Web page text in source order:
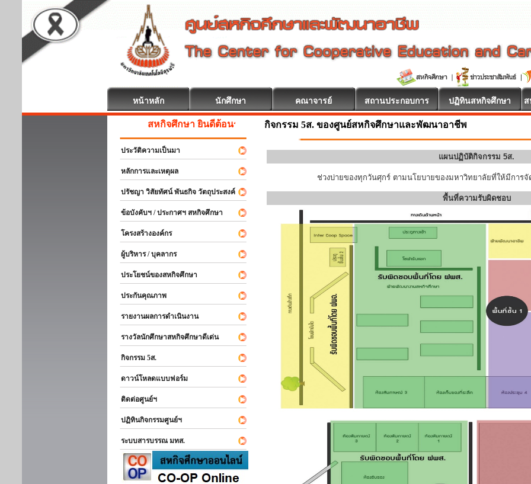
หน้าหลัก นักศึกษา คณาจารย์ สถานประกอบการ ปฏิทินสหกิจศึกษา
สหกิจศึกษา ยินดีต้อนรับ
ประวัติความเป็นมา
หลักการและเหตุผล
ปรัชญา วิสัยทัศน์ พันธกิจ วัตถุประสงค์
ข้อบังคับฯ / ประกาศฯ สหกิจศึกษา
โครงสร้างองค์กร
ผู้บริหาร / บุคลากร
ประโยชน์ของสหกิจศึกษา
ประกันคุณภาพ
รายงานผลการดำเนินงาน
รางวัลนักศึกษาสหกิจศึกษาดีเด่น
กิจกรรม 5ส.
ดาวน์โหลดแบบฟอร์ม
ติดต่อศูนย์ฯ
ปฏิทินกิจกรรมศูนย์ฯ
ระบบสารบรรณ มทส.
กิจกรรม 5ส. ของศูนย์สหกิจศึกษาและพัฒนาอาชีพ
แผนปฏิบัติกิจกรรม 5ส.
ช่วงบ่ายของทุกวันศุกร์ ตามนโยบายของมหาวิทยาลัยที่ให้มีการจั
พื้นที่ความรับผิดชอบ